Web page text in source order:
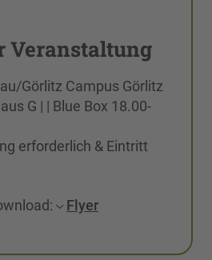
Veranstaltung
Görlitz Campus Görlitz
G | | Blue Box 18.00-
erforderlich & Eintritt
Flyer